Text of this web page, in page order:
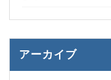
アーカイブ